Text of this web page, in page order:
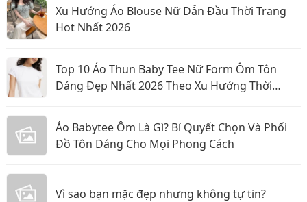
Xu Hướng Áo Blouse Nữ Dẫn Đầu Thời Trang
Hot Nhất 2026
Top 10 Áo Thun Baby Tee Nữ Form Ôm Tôn
Dáng Đẹp Nhất 2026 Theo Xu Hướng Thời
Áo Babytee Ôm Là Gì? Bí Quyết Chọn Và Phối
Đồ Tôn Dáng Cho Mọi Phong Cách
Vì sao bạn mặc đẹp nhưng không tự tin?